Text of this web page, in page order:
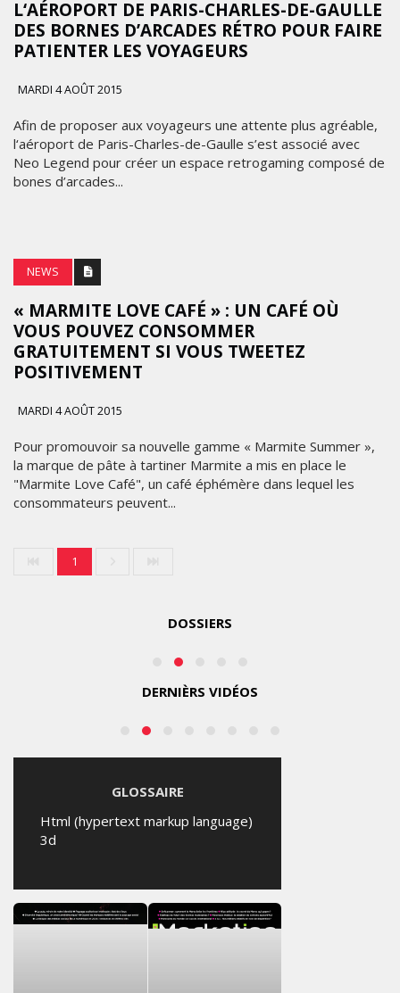
L‘AÉROPORT DE PARIS-CHARLES-DE-GAULLE
DES BORNES D’ARCADES RÉTRO POUR FAIRE
PATIENTER LES VOYAGEURS
MARDI 4 AOÛT 2015
Afin de proposer aux voyageurs une attente plus agréable,
l‘aéroport de Paris-Charles-de-Gaulle s’est associé avec
Neo Legend pour créer un espace retrogaming composé de
bones d’arcades...
NEWS
« MARMITE LOVE CAFÉ » : UN CAFÉ OÙ
VOUS POUVEZ CONSOMMER
GRATUITEMENT SI VOUS TWEETEZ
POSITIVEMENT
MARDI 4 AOÛT 2015
Pour promouvoir sa nouvelle gamme « Marmite Summer »,
la marque de pâte à tartiner Marmite a mis en place le
"Marmite Love Café", un café éphémère dans lequel les
consommateurs peuvent...
1
DOSSIERS
LES
ÉTOILES
DERNIÈRS VIDÉOS
APPLE
TRANSFORME
CLIP
COLLABORATIF
GRÂCE
GLOSSAIRE
Html (hypertext markup language)
3d